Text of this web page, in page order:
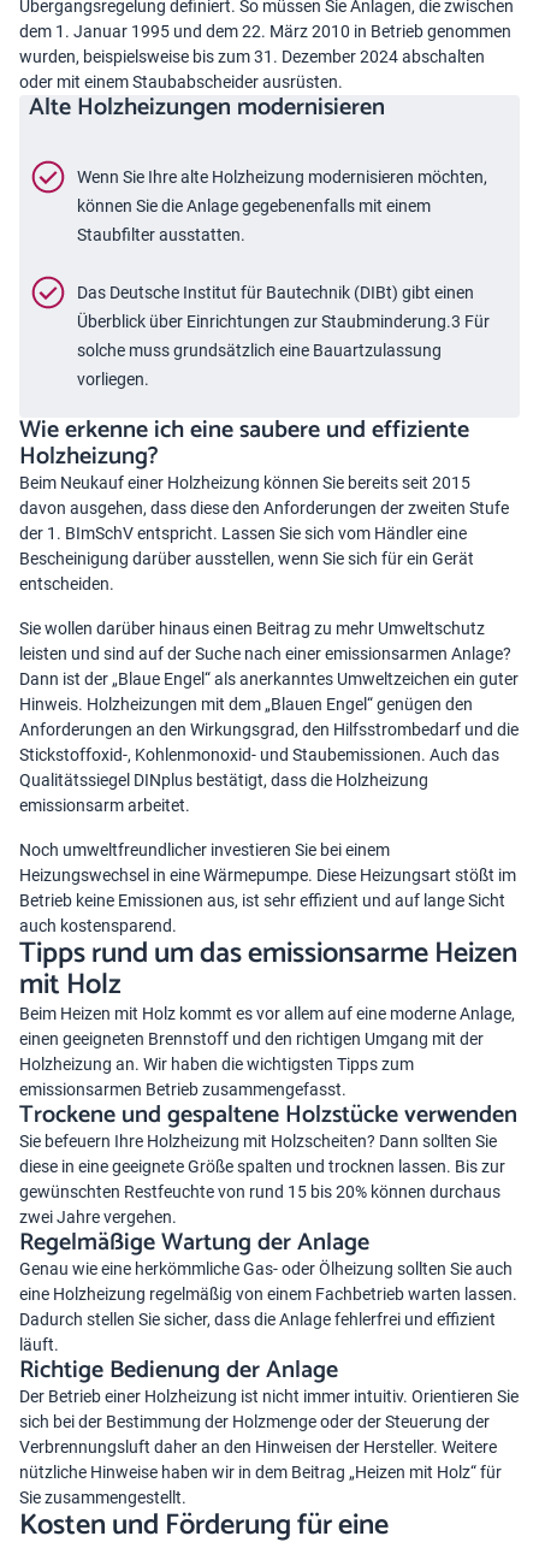
Übergangsregelung definiert. So müssen Sie Anlagen, die zwischen
dem 1. Januar 1995 und dem 22. März 2010 in Betrieb genommen
wurden, beispielsweise bis zum 31. Dezember 2024 abschalten
oder mit einem Staubabscheider ausrüsten.
Alte Holzheizungen modernisieren
Wenn Sie Ihre alte Holzheizung modernisieren möchten,
können Sie die Anlage gegebenenfalls mit einem
Staubfilter ausstatten.
Das Deutsche Institut für Bautechnik (DIBt) gibt einen
Überblick über Einrichtungen zur Staubminderung.3 Für
solche muss grundsätzlich eine Bauartzulassung
vorliegen.
Wie erkenne ich eine saubere und effiziente
Holzheizung?
Beim Neukauf einer Holzheizung können Sie bereits seit 2015
davon ausgehen, dass diese den Anforderungen der zweiten Stufe
der 1. BImSchV entspricht. Lassen Sie sich vom Händler eine
Bescheinigung darüber ausstellen, wenn Sie sich für ein Gerät
entscheiden.
Sie wollen darüber hinaus einen Beitrag zu mehr Umweltschutz
leisten und sind auf der Suche nach einer emissionsarmen Anlage?
Dann ist der „Blaue Engel“ als anerkanntes Umweltzeichen ein guter
Hinweis. Holzheizungen mit dem „Blauen Engel“ genügen den
Anforderungen an den Wirkungsgrad, den Hilfsstrombedarf und die
Stickstoffoxid-, Kohlenmonoxid- und Staubemissionen. Auch das
Qualitätssiegel DINplus bestätigt, dass die Holzheizung
emissionsarm arbeitet.
Noch umweltfreundlicher investieren Sie bei einem
Heizungswechsel in eine Wärmepumpe. Diese Heizungsart stößt im
Betrieb keine Emissionen aus, ist sehr effizient und auf lange Sicht
auch kostensparend.
Tipps rund um das emissionsarme Heizen
mit Holz
Beim Heizen mit Holz kommt es vor allem auf eine moderne Anlage,
einen geeigneten Brennstoff und den richtigen Umgang mit der
Holzheizung an. Wir haben die wichtigsten Tipps zum
emissionsarmen Betrieb zusammengefasst.
Trockene und gespaltene Holzstücke verwenden
Sie befeuern Ihre Holzheizung mit Holzscheiten? Dann sollten Sie
diese in eine geeignete Größe spalten und trocknen lassen. Bis zur
gewünschten Restfeuchte von rund 15 bis 20% können durchaus
zwei Jahre vergehen.
Regelmäßige Wartung der Anlage
Genau wie eine herkömmliche Gas- oder Ölheizung sollten Sie auch
eine Holzheizung regelmäßig von einem Fachbetrieb warten lassen.
Dadurch stellen Sie sicher, dass die Anlage fehlerfrei und effizient
läuft.
Richtige Bedienung der Anlage
Der Betrieb einer Holzheizung ist nicht immer intuitiv. Orientieren Sie
sich bei der Bestimmung der Holzmenge oder der Steuerung der
Verbrennungsluft daher an den Hinweisen der Hersteller. Weitere
nützliche Hinweise haben wir in dem Beitrag „Heizen mit Holz“ für
Sie zusammengestellt.
Kosten und Förderung für eine